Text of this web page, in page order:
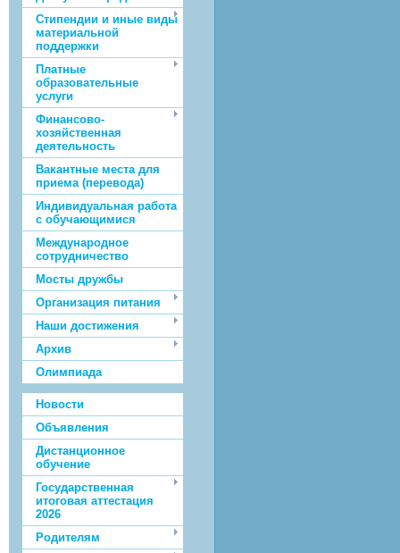
Стипендии и иные виды
материальной
поддержки
Платные
образовательные
услуги
Финансово-
хозяйственная
деятельность
Вакантные места для
приема (перевода)
Индивидуальная работа
с обучающимися
Международное
сотрудничество
Мосты дружбы
Организация питания
Наши достижения
Архив
Олимпиада
Новости
Объявления
Дистанционное
обучение
Государственная
итоговая аттестация
2026
Родителям